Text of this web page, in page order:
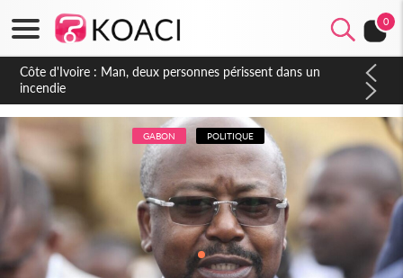
0
Côte d'Ivoire : Séileu, la célébration de la fête nationale
transformée en vaste campagne contre les produits
dépigmentants dangereux
GABON POLITIQUE